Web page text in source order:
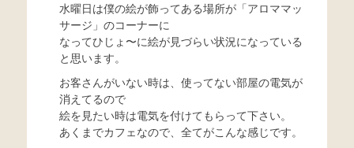
水曜日は僕の絵が飾ってある場所が「アロママッ
サージ」のコーナーに
なってひじょ〜に絵が見づらい状況になっている
と思います。
お客さんがいない時は、使ってない部屋の電気が
消えてるので
絵を見たい時は電気を付けてもらって下さい。
あくまでカフェなので、全てがこんな感じです。